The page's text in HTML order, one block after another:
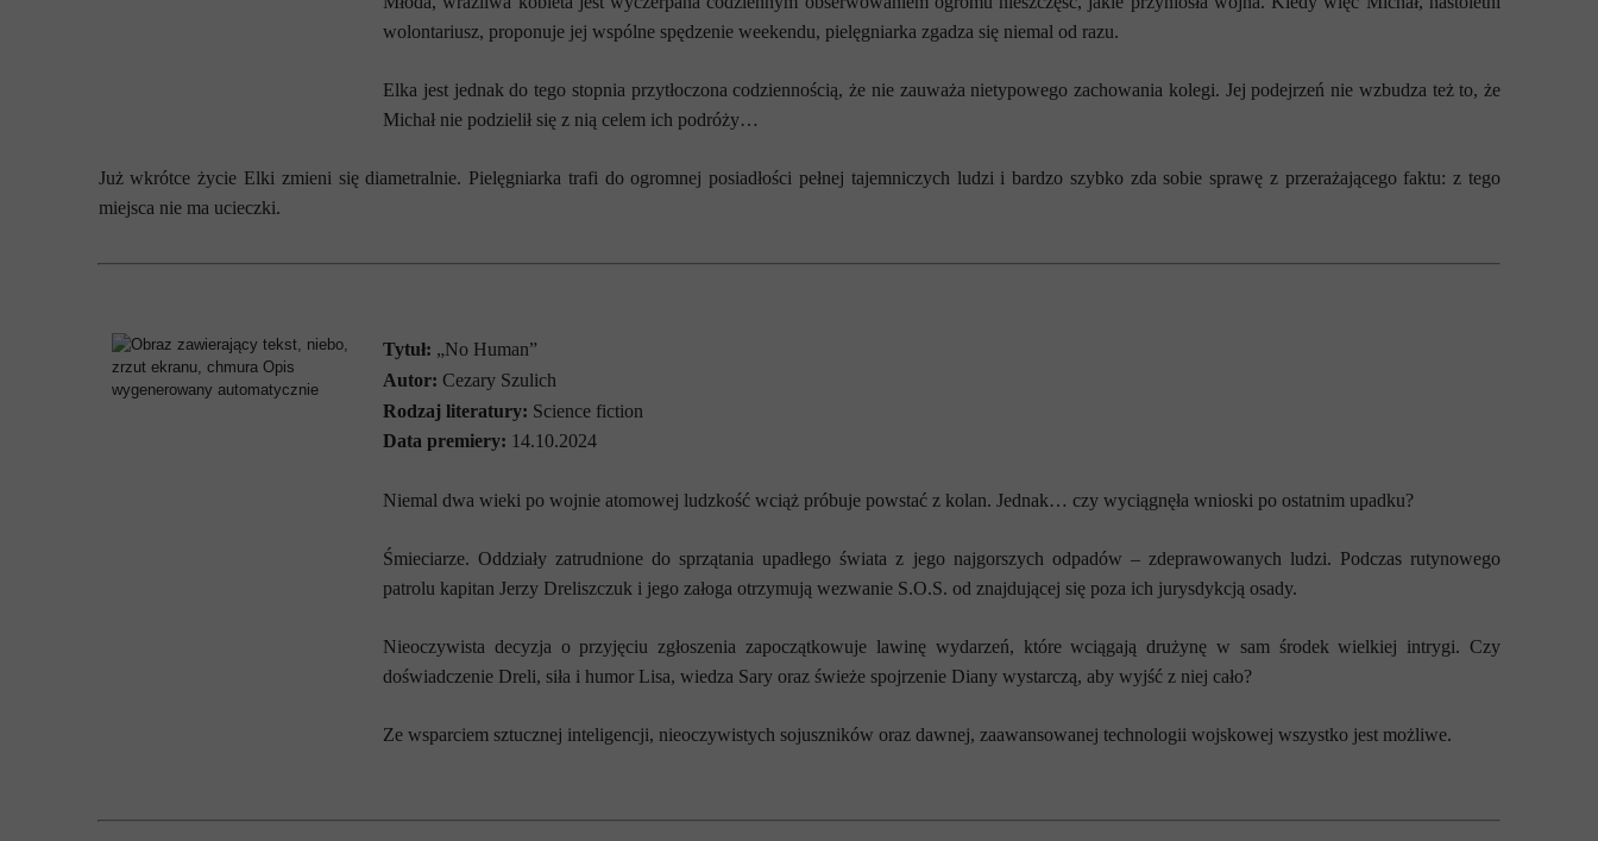
wolontariusz, proponuje jej wspólne spędzenie weekendu, pielęgniarka zgadza się niemal od razu.
Elka jest jednak do tego stopnia przytłoczona codziennością, że nie zauważa nietypowego zachowania kolegi. Jej podejrzeń nie wzbudza też to, że
Michał nie podzielił się z nią celem ich podróży…
Już wkrótce życie Elki zmieni się diametralnie. Pielęgniarka trafi do ogromnej posiadłości pełnej tajemniczych ludzi i bardzo szybko zda sobie sprawę z przerażającego faktu: z tego
miejsca nie ma ucieczki.
Tytuł: „No Human”
Autor: Cezary Szulich
Rodzaj literatury: Science fiction
Data premiery: 14.10.2024
Niemal dwa wieki po wojnie atomowej ludzkość wciąż próbuje powstać z kolan. Jednak… czy wyciągnęła wnioski po ostatnim upadku?
Śmieciarze. Oddziały zatrudnione do sprzątania upadłego świata z jego najgorszych odpadów – zdeprawowanych ludzi. Podczas rutynowego
patrolu kapitan Jerzy Dreliszczuk i jego załoga otrzymują wezwanie S.O.S. od znajdującej się poza ich jurysdykcją osady.
Nieoczywista decyzja o przyjęciu zgłoszenia zapoczątkowuje lawinę wydarzeń, które wciągają drużynę w sam środek wielkiej intrygi. Czy
doświadczenie Dreli, siła i humor Lisa, wiedza Sary oraz świeże spojrzenie Diany wystarczą, aby wyjść z niej cało?
Ze wsparciem sztucznej inteligencji, nieoczywistych sojuszników oraz dawnej, zaawansowanej technologii wojskowej wszystko jest możliwe.